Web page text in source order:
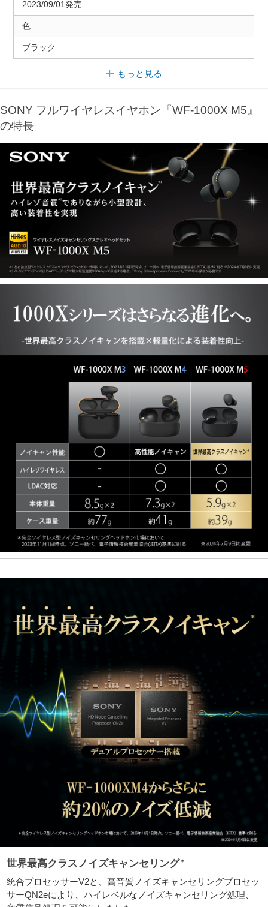
2023/09/01発売
色
ブラック
もっと見る
SONY フルワイヤレスイヤホン『WF-1000X M5』
の特長
世界最高クラスノイズキャンセリング＊
統合プロセッサーV2と、高音質ノイズキャンセリングプロセッ
サーQN2eにより、ハイレベルなノイズキャンセリング処理、